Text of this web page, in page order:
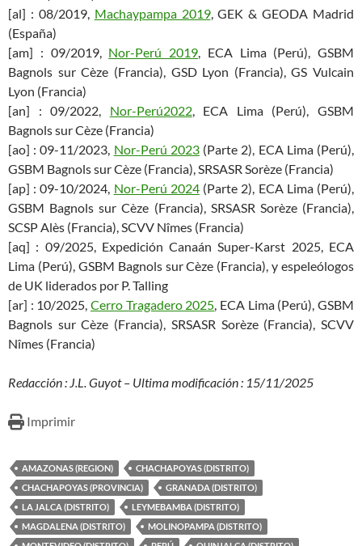
[al] : 08/2019, Machaypampa 2019, GEK & GEODA Madrid
(España)
[am] : 09/2019, Nor-Perú 2019, ECA Lima (Perú), GSBM
Bagnols sur Cèze (Francia), GSD Lyon (Francia), GS Vulcain
Lyon (Francia)
[an] : 09/2022, Nor-Perú2022, ECA Lima (Perú), GSBM
Bagnols sur Cèze (Francia)
[ao] : 09-11/2023, Nor-Perú 2023(Parte 2), ECA Lima (Perú),
GSBM Bagnols sur Cèze (Francia), SRSASR Sorèze (Francia)
[ap] : 09-10/2024, Nor-Perú 2024(Parte 2), ECA Lima (Perú),
GSBM Bagnols sur Cèze (Francia), SRSASR Sorèze (Francia),
SCSP Alès (Francia), SCVV Nîmes (Francia)
[aq] : 09/2025, Expedición Canaán Super-Karst 2025, ECA
Lima (Perú), GSBM Bagnols sur Cèze (Francia), y espeleólogos
de UK liderados por P. Talling
[ar] : 10/2025, Cerro Tragadero 2025, ECA Lima (Perú), GSBM
Bagnols sur Cèze (Francia), SRSASR Sorèze (Francia), SCVV
Nîmes (Francia)
Redacción : J.L. Guyot – Ultima modificación : 15/11/2025
Imprimir
AMAZONAS (REGION)
CHACHAPOYAS (DISTRITO)
CHACHAPOYAS (PROVINCIA)
GRANADA (DISTRITO)
LA JALCA (DISTRITO)
LEYMEBAMBA (DISTRITO)
MAGDALENA (DISTRITO)
MOLINOPAMPA (DISTRITO)